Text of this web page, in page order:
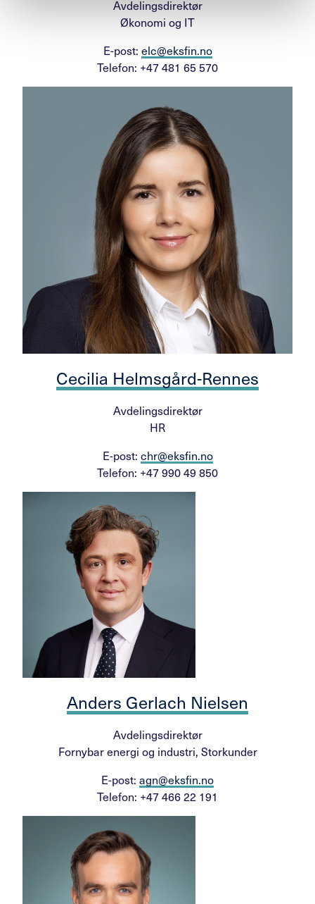
Avdelingsdirektør
Økonomi og IT
E-post: elc@eksfin.no
Telefon: +47 481 65 570
Cecilia Helmsgård-Rennes
Avdelingsdirektør
HR
E-post: chr@eksfin.no
Telefon: +47 990 49 850
Anders Gerlach Nielsen
Avdelingsdirektør
Fornybar energi og industri, Storkunder
E-post: agn@eksfin.no
Telefon: +47 466 22 191